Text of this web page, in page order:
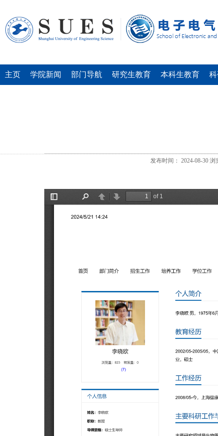
主页 学院新闻 部门导航 研究生教育 本科生教育
发布时间： 2024-08-30 浏